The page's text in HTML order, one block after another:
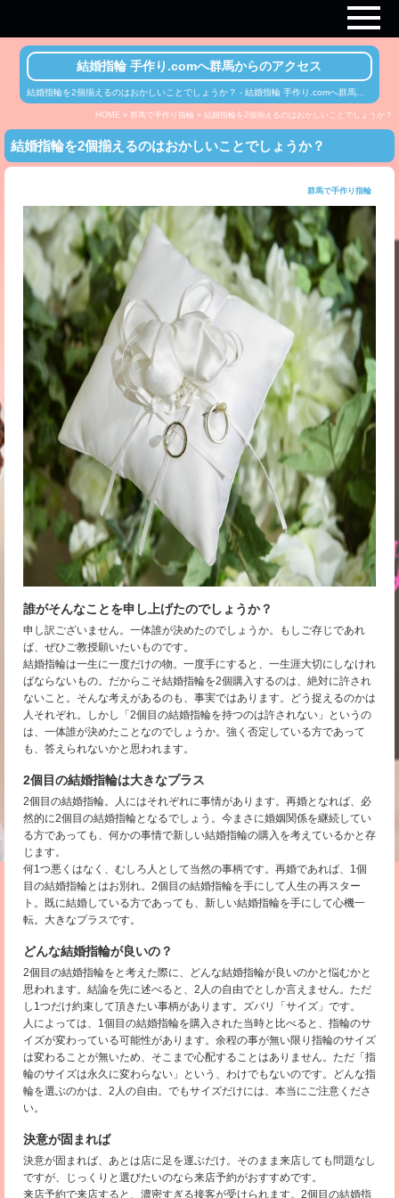
結婚指輪 手作り.comへ群馬からのアクセス
HOME » 群馬で手作り指輪 » 結婚指輪を2個揃えるのはおかしいことでしょうか？
結婚指輪を2個揃えるのはおかしいことでしょうか？
群馬で手作り指輪
誰がそんなことを申し上げたのでしょうか？
申し訳ございません。一体誰が決めたのでしょうか。もしご存じであれ
ば、ぜひご教授願いたいものです。
結婚指輪は一生に一度だけの物。一度手にすると、一生涯大切にしなけれ
ばならないもの。だからこそ結婚指輪を2個購入するのは、絶対に許され
ないこと。そんな考えがあるのも、事実ではあります。どう捉えるのかは
人それぞれ。しかし「2個目の結婚指輪を持つのは許されない」というの
は、一体誰が決めたことなのでしょうか。強く否定している方であって
も、答えられないかと思われます。
2個目の結婚指輪は大きなプラス
2個目の結婚指輪。人にはそれぞれに事情があります。再婚となれば、必
然的に2個目の結婚指輪となるでしょう。今まさに婚姻関係を継続してい
る方であっても、何かの事情で新しい結婚指輪の購入を考えているかと存
じます。
何1つ悪くはなく、むしろ人として当然の事柄です。再婚であれば、1個
目の結婚指輪とはお別れ。2個目の結婚指輪を手にして人生の再スター
ト。既に結婚している方であっても、新しい結婚指輪を手にして心機一
転。大きなプラスです。
どんな結婚指輪が良いの？
2個目の結婚指輪をと考えた際に、どんな結婚指輪が良いのかと悩むかと
思われます。結論を先に述べると、2人の自由でとしか言えません。ただ
し1つだけ約束して頂きたい事柄があります。ズバリ「サイズ」です。
人によっては、1個目の結婚指輪を購入された当時と比べると、指輪のサ
イズが変わっている可能性があります。余程の事が無い限り指輪のサイズ
は変わることが無いため、そこまで心配することはありません。ただ「指
輪のサイズは永久に変わらない」という、わけでもないのです。どんな指
輪を選ぶのかは、2人の自由。でもサイズだけには、本当にご注意くださ
い。
決意が固まれば
決意が固まれば、あとは店に足を運ぶだけ。そのまま来店しても問題なし
ですが、じっくりと選びたいのなら来店予約がおすすめです。
来店予約で来店すると、濃密すぎる接客が受けられます。2個目の結婚指